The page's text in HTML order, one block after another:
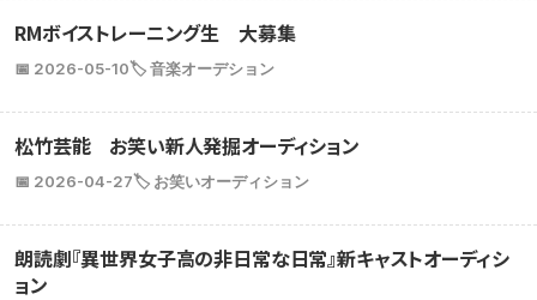
RMボイストレーニング生 大募集
📅 2026-05-10🏷️ 音楽オーデション
松竹芸能 お笑い新人発掘オーディション
📅 2026-04-27🏷️ お笑いオーディション
朗読劇『異世界女子高の非日常な日常』新キャストオーディシ
ョン